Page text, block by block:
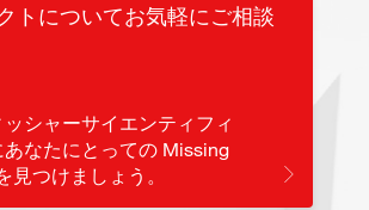
トについてお気軽にご相談
シャーサイエンティフィ
あなたにとっての Missing
見つけましょう。